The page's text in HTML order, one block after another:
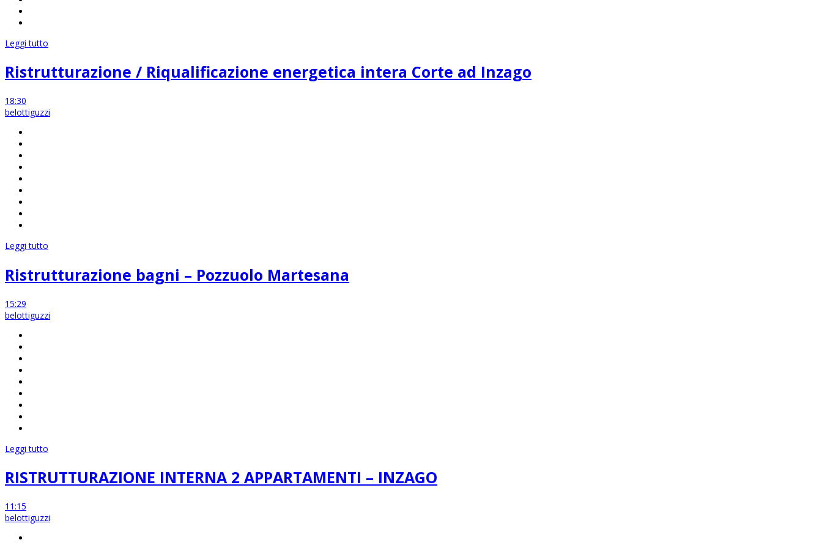
Leggi tutto
Ristrutturazione / Riqualificazione energetica intera Corte ad Inzago
18:30
belottiguzzi
Leggi tutto
Ristrutturazione bagni – Pozzuolo Martesana
15:29
belottiguzzi
Leggi tutto
RISTRUTTURAZIONE INTERNA 2 APPARTAMENTI – INZAGO
11:15
belottiguzzi